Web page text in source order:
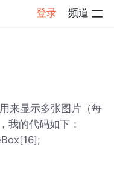
登录 频道
来显示多张图片（每
我的代码如下：